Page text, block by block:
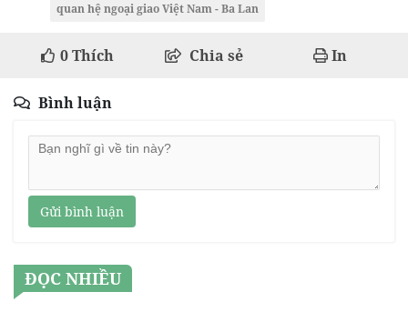
quan hệ ngoại giao Việt Nam - Ba Lan
0Thích Chia sẻ In
Bình luận
Gửi bình luận
ĐỌC NHIỀU